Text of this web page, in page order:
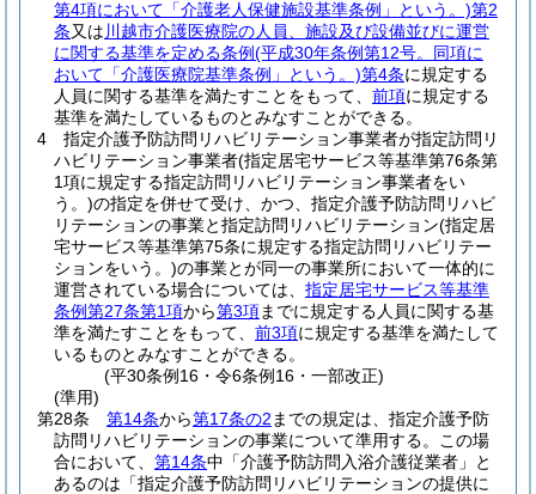
第4項において「介護老人保健施設基準条例」という。)第2
条又は 川越市介護医療院の人員、施設及び設備並びに運営
に関する基準を定める条例(平成30年条例第12号。同項に
おいて「介護医療院基準条例」という。)第4条に規定する
人員に関する基準を満たすことをもって、 前項に規定する
基準を満たしているものとみなすことができる。
4
指定介護予防訪問リハビリテーション事業者が指定訪問リ
ハビリテーション事業者(指定居宅サービス等基準第76条第
1項に規定する指定訪問リハビリテーション事業者をい
う。)の指定を併せて受け、かつ、指定介護予防訪問リハビ
リテーションの事業と指定訪問リハビリテーション(指定居
宅サービス等基準第75条に規定する指定訪問リハビリテー
ションをいう。)の事業とが同一の事業所において一体的に
運営されている場合については、 指定居宅サービス等基準
条例第27条第1項から第3項までに規定する人員に関する基
準を満たすことをもって、 前3項に規定する基準を満たして
いるものとみなすことができる。
(平30条例16・令6条例16・一部改正)
(準用)
第28条
第14条から第17条の2 までの規定は、指定介護予防
訪問リハビリテーションの事業について準用する。
この場
合において、 第14条中「介護予防訪問入浴介護従業者」と
あるのは「指定介護予防訪問リハビリテーションの提供に